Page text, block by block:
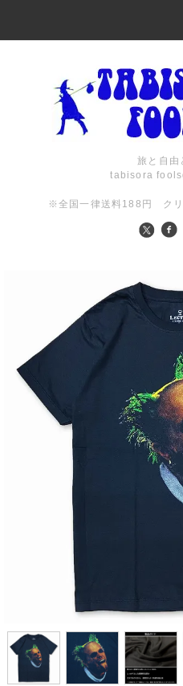
旅と自由
tabisora
※全国一律送料188円 クリ